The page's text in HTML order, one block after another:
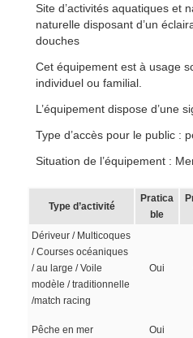
Site d’activités aquatiques et
naturelle disposant d’un
douches
Cet équipement est à usage
individuel ou familial.
L’équipement dispose d’une
Type d’accès pour le public :
Situation de l’équipement :
Type d’activité
Pratica
ble
Dériveur / Multicoques
/ Courses océaniques
/ au large / Voile
modèle / traditionnelle
/match racing
Oui
Pêche en mer Oui